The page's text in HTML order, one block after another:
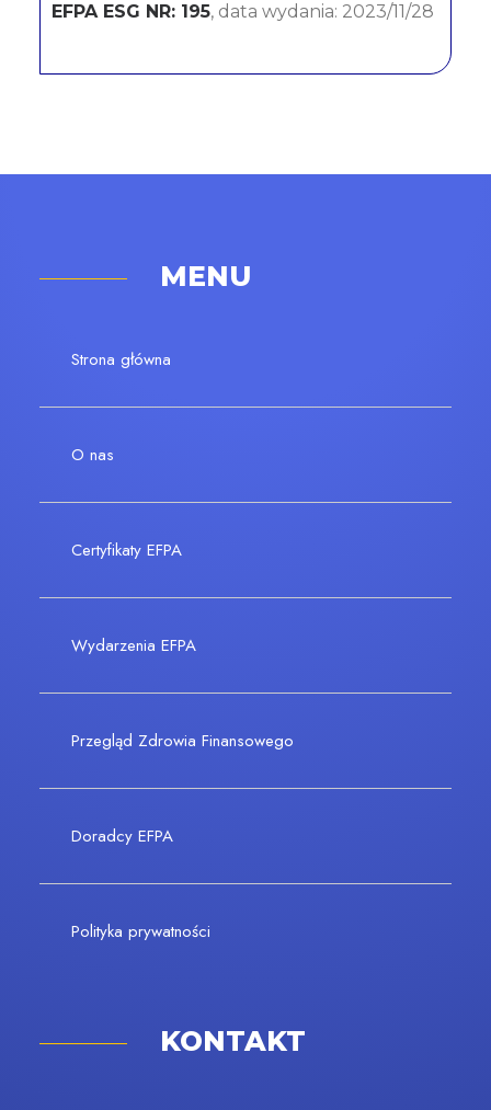
EFPA ESG NR: 195, data wydania: 2023/11/28
MENU
Strona główna
O nas
Certyfikaty EFPA
Wydarzenia EFPA
Przegląd Zdrowia Finansowego
Doradcy EFPA
Polityka prywatności
KONTAKT